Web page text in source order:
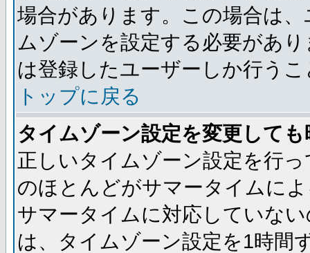
場合があります。この場合は
ムゾーンを設定する必要があ
は登録したユーザーしか行う
トップに戻る
タイムゾーン設定を変更して
正しいタイムゾーン設定を行
のほとんどがサマータイムに
サマータイムに対応していな
は、タイムゾーン設定を1時間